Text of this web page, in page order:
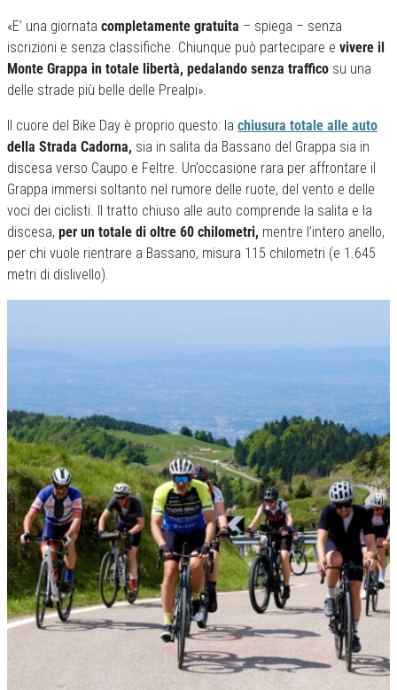
«E’ una giornata completamente gratuita – spiega – senza
iscrizioni e senza classifiche. Chiunque può partecipare e vivere il
Monte Grappa in totale libertà, pedalando senza traffico su una
delle strade più belle delle Prealpi».
Il cuore del Bike Day è proprio questo: la chiusura totale alle auto
della Strada Cadorna, sia in salita da Bassano del Grappa sia in
discesa verso Caupo e Feltre. Un’occasione rara per affrontare il
Grappa immersi soltanto nel rumore delle ruote, del vento e delle
voci dei ciclisti. Il tratto chiuso alle auto comprende la salita e la
discesa, per un totale di oltre 60 chilometri, mentre l’intero anello,
per chi vuole rientrare a Bassano, misura 115 chilometri (e 1.645
metri di dislivello).